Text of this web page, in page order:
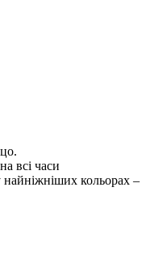
всі часи
найніжніших кольорах –